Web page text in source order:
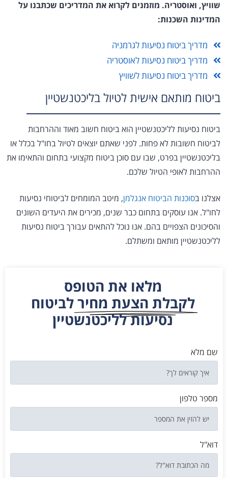
שוויץ, ואוסטריה. מוזמנים לקרוא את המדריכים שכתבנו על
המדינות השכנות:
מדריך ביטוח נסיעות לגרמניה
מדריך ביטוח נסיעות לאוסטריה
מדריך ביטוח נסיעות לשוויץ
ביטוח מותאם אישית לטיול בליכטנשטיין
ביטוח נסיעות לליכטנשטיין הוא ביטוח חשוב מאוד וההרחבות
לביטוח חשובות לא פחות. לפני שאתם יוצאים לטיול בחו"ל בכלל או
בליכטנשטיין בפרט, שבו עם סוכן ביטוח מקצועי בתחום והתאימו את
ההרחבות לאופי הטיול שלכם.
אצלנו בסוכנות הביטוח אנגלמן, מיטב המומחים לביטוחי נסיעות
לחו"ל. אנו עוסקים בתחום כבר שנים, מכירים את היעדים השונים
והסיכונים הצפויים בהם. אנו נוכל להתאים עבורך ביטוח נסיעות
לליכטנשטיין מותאם ומשתלם.
מלאו את הטופס
לקבלת הצעת מחירלביטוח
נסיעות לליכטנשטיין
שם מלא
מספר טלפון
דוא"ל